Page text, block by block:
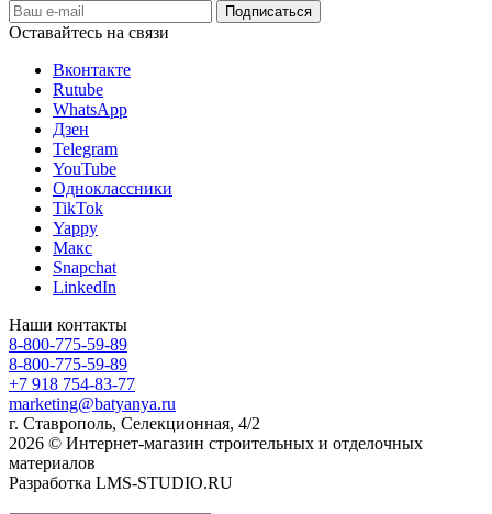
Оставайтесь на связи
Вконтакте
Rutube
WhatsApp
Дзен
Telegram
YouTube
Одноклассники
TikTok
Yappy
Макс
Snapchat
LinkedIn
Наши контакты
8-800-775-59-89
8-800-775-59-89
+7 918 754-83-77
marketing@batyanya.ru
г. Ставрополь, Селекционная, 4/2
2026 © Интернет-магазин строительных и отделочных
материалов
Разработка LMS-STUDIO.RU